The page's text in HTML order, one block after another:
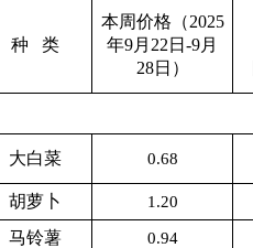
种 类
本周价格（2025
年9月22日-9月
28日）
大白菜 0.68
胡萝卜 1.20
马铃薯 0.94